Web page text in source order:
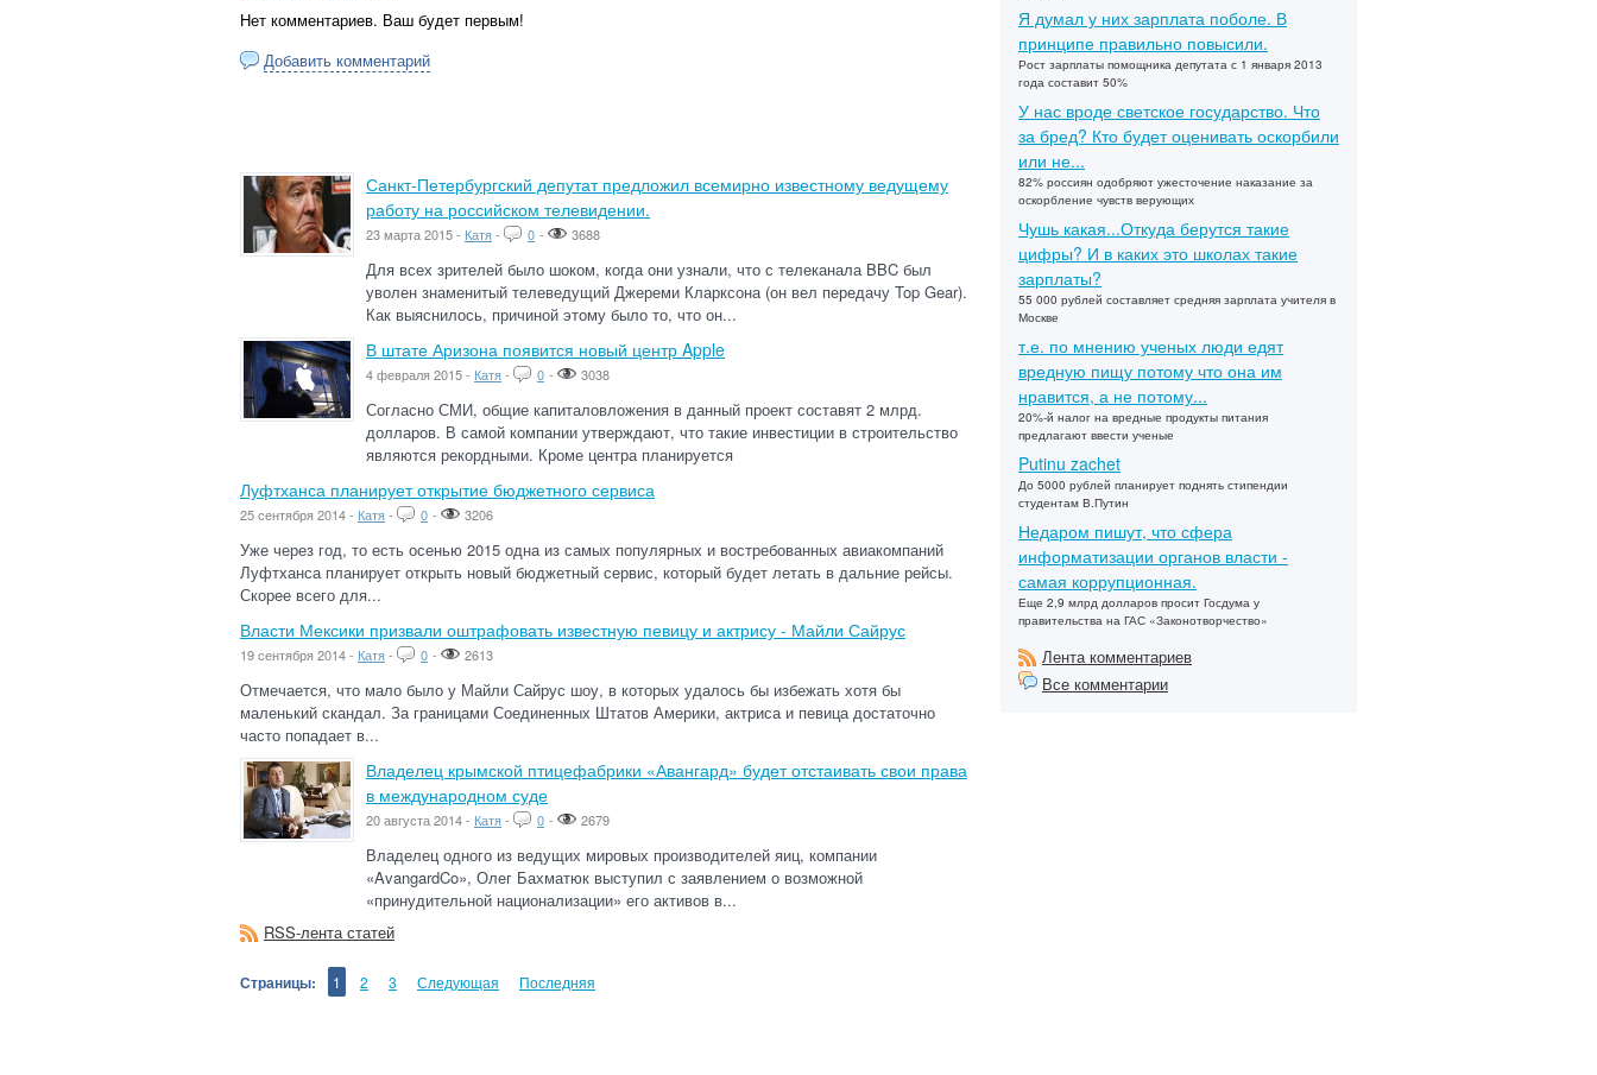
Нет комментариев. Ваш будет первым!
Добавить комментарий
Санкт-Петербургский депутат предложил всемирно известному ведущему
работу на российском телевидении.
23 марта 2015 - Катя- 0 - 3688
Для всех зрителей было шоком, когда они узнали, что с телеканала BBC был
уволен знаменитый телеведущий Джереми Кларксона (он вел передачу Top Gear).
Как выяснилось, причиной этому было то, что он...
В штате Аризона появится новый центр Apple
4 февраля 2015 - Катя- 0 - 3038
Согласно СМИ, общие капиталовложения в данный проект составят 2 млрд.
долларов. В самой компании утверждают, что такие инвестиции в строительство
являются рекордными. Кроме центра планируется
Луфтханса планирует открытие бюджетного сервиса
25 сентября 2014 - Катя- 0 - 3206
Уже через год, то есть осенью 2015 одна из самых популярных и востребованных авиакомпаний
Луфтханса планирует открыть новый бюджетный сервис, который будет летать в дальние рейсы.
Скорее всего для...
Власти Мексики призвали оштрафовать известную певицу и актрису - Майли Сайрус
19 сентября 2014 - Катя- 0 - 2613
Отмечается, что мало было у Майли Сайрус шоу, в которых удалось бы избежать хотя бы
маленький скандал. За границами Соединенных Штатов Америки, актриса и певица достаточно
часто попадает в...
Владелец крымской птицефабрики «Авангард» будет отстаивать свои права
в международном суде
20 августа 2014 - Катя- 0 - 2679
Владелец одного из ведущих мировых производителей яиц, компании
«AvangardCo», Олег Бахматюк выступил с заявлением о возможной
«принудительной национализации» его активов в...
RSS-лента статей
Страницы: 1 2 3 Следующая Последняя
Я думал у них зарплата поболе. В
принципе правильно повысили.
Рост зарплаты помощника депутата с 1 января 2013
года составит 50%
У нас вроде светское государство. Что
за бред? Кто будет оценивать оскорбили
или не...
82% россиян одобряют ужесточение наказание за
оскорбление чувств верующих
Чушь какая...Откуда берутся такие
цифры? И в каких это школах такие
зарплаты?
55 000 рублей составляет средняя зарплата учителя в
Москве
т.е. по мнению ученых люди едят
вредную пищу потому что она им
нравится, а не потому...
20%-й налог на вредные продукты питания
предлагают ввести ученые
Putinu zachet
До 5000 рублей планирует поднять стипендии
студентам В.Путин
Недаром пишут, что сфера
информатизации органов власти -
самая коррупционная.
Еще 2,9 млрд долларов просит Госдума у
правительства на ГАС «Законотворчество»
Лента комментариев
Все комментарии